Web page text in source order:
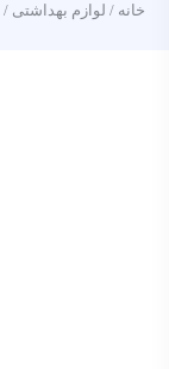
خانه / لوازم بهداشتی /